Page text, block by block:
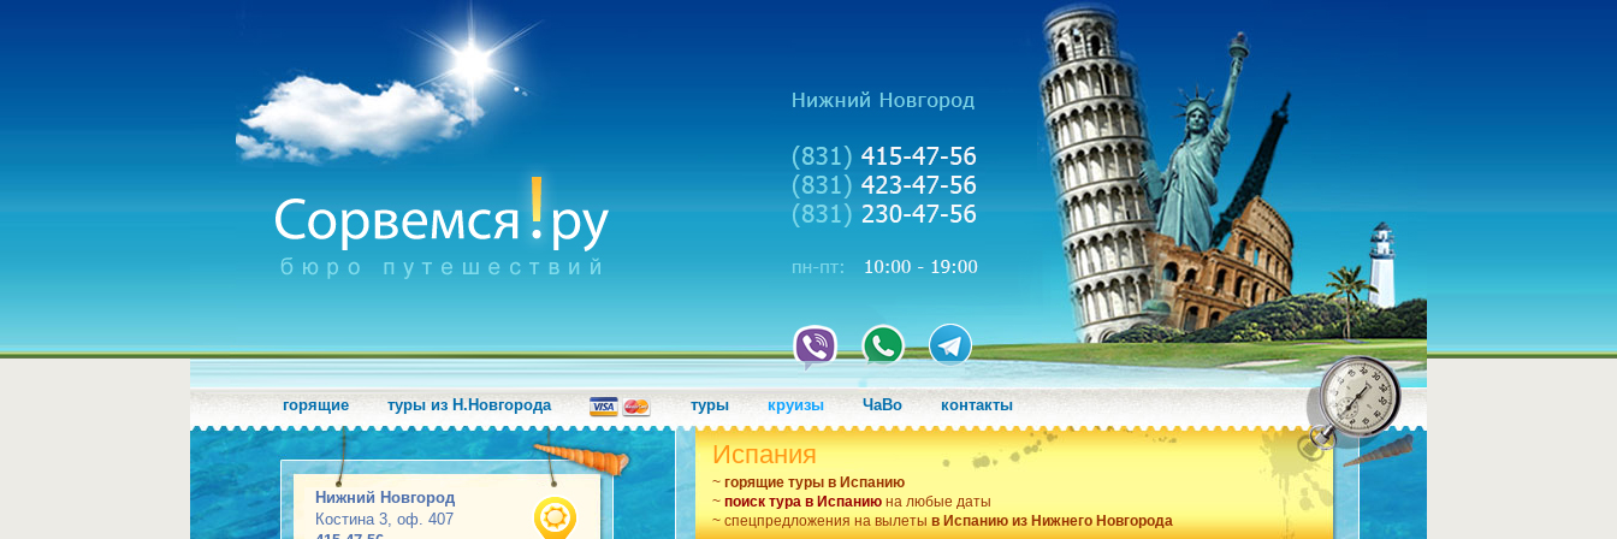
горящие туры из Н.Новгорода туры круизы ЧаВо контакты
Нижний Новгород
Костина 3, оф. 407
Испания
~ горящие туры в Испанию
~ поиск тура в Испанию на любые даты
~ спецпредложения на вылетыв Испанию из Нижнего Новгорода